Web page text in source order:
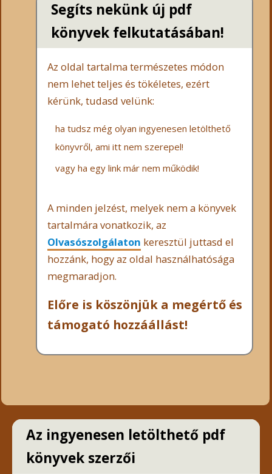
Segíts nekünk új pdf
könyvek felkutatásában!
Az oldal tartalma természetes módon
nem lehet teljes és tökéletes, ezért
kérünk, tudasd velünk:
ha tudsz még olyan ingyenesen letölthető
könyvről, ami itt nem szerepel!
vagy ha egy link már nem működik!
A minden jelzést, melyek nem a könyvek
tartalmára vonatkozik, az
Olvasószolgálaton keresztül juttasd el
hozzánk, hogy az oldal használhatósága
megmaradjon.
Előre is köszönjük a megértő és
támogató hozzáállást!
Az ingyenesen letölthető pdf
könyvek szerzői